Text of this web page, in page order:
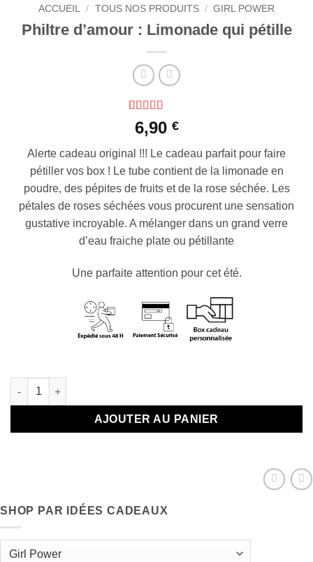
ACCUEIL / TOUS NOS PRODUITS / GIRL POWER
Philtre d’amour : Limonade qui pétille
Noté5sur 5
basé sur
client
6,90 €
Alerte cadeau original !!! Le cadeau parfait pour faire
pétiller vos box ! Le tube contient de la limonade en
poudre, des pépites de fruits et de la rose séchée. Les
pétales de roses séchées vous procurent une sensation
gustative incroyable. A mélanger dans un grand verre
d’eau fraiche plate ou pétillante
Une parfaite attention pour cet été.
quantité de Philtre d'amour : Limonade qui pétille
AJOUTER AU PANIER
SHOP PAR IDÉES CADEAUX